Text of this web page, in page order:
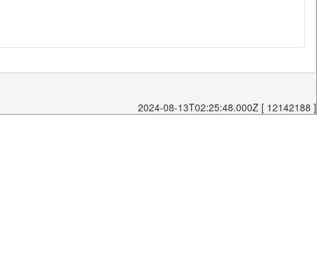
2024-08-13T02:25:48.000Z [ 12142188 ]